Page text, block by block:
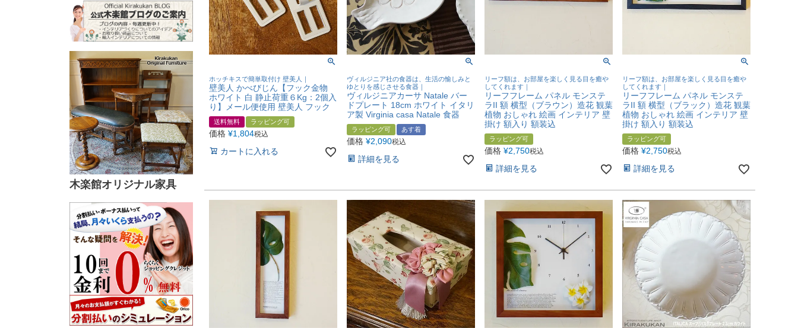
木楽館オリジナル家具
ホッチキスで簡単取付け 壁美人｜
壁美人 かべびじん【フック金物
ホワイト 白 静止荷重６Kg：2個入
り】メール便使用 壁美人 フック
送料無料 ラッピング可
価格 ¥1,804税込
カートに入れる
ヴィルジニア社の食器は、生活の愉しみと
ゆとりを感じさせる食器｜
ヴィルジニアカーサ Natale バー
ドプレート 18cm ホワイト イタリ
ア製 Virginia casa Natale 食器
ラッピング可 あす着
価格 ¥2,090税込
詳細を見る
リーフ額は、お部屋を楽しく見る目を癒や
してくれます｜
リーフフレーム パネル モンステ
ラII 額 横型（ブラウン）造花 観葉
植物 おしゃれ 絵画 インテリア 壁
掛け 額入り 額装込
ラッピング可
価格 ¥2,750税込
詳細を見る
リーフ額は、お部屋を楽しく見る目を癒や
してくれます｜
リーフフレーム パネル モンステ
ラII 額 横型（ブラック）造花 観葉
植物 おしゃれ 絵画 インテリア 壁
掛け 額入り 額装込
ラッピング可
価格 ¥2,750税込
詳細を見る